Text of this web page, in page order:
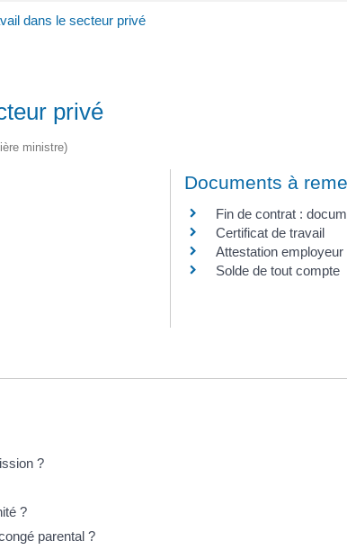
dans le secteur privé
privé
ministre)
Documents à
Fin de contrat :
Certificat de travail
Attestation
Solde de tout compte
?
?
parental ?